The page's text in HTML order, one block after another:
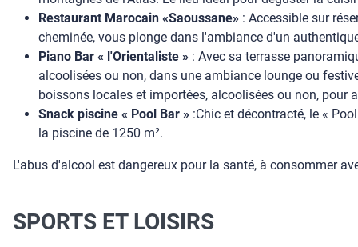
Restaurant Marocain «Saoussane» : Accessible sur
cheminée, vous plonge dans l'ambiance d'un
Piano Bar « l'Orientaliste » : Avec sa terrasse
alcoolisées ou non, dans une ambiance lounge ou
boissons locales et importées, alcoolisées ou non, pour
Snack piscine « Pool Bar » :Chic et décontracté, le «
la piscine de 1250 m².
L'abus d'alcool est dangereux pour la santé, à consommer
SPORTS ET LOISIRS